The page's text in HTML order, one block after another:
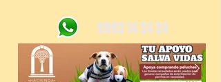
9992 14 24 24